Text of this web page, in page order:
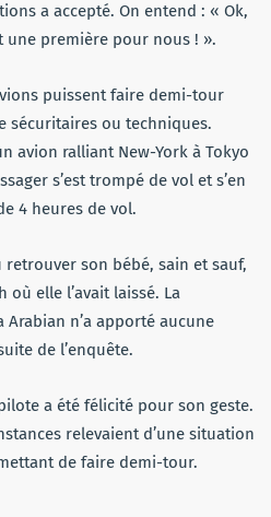
a accepté. On entend : « Ok,
une première pour nous ! ».
puissent faire demi-tour
sécuritaires ou techniques.
avion ralliant New-York à Tokyo
s’est trompé de vol et s’en
4 heures de vol.
son bébé, sain et sauf,
elle l’avait laissé. La
n’a apporté aucune
de l’enquête.
a été félicité pour son geste.
relevaient d’une situation
de faire demi-tour.